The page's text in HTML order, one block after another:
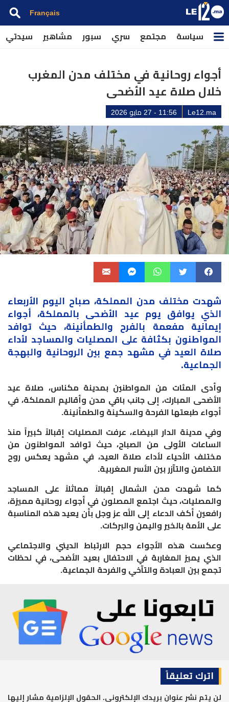
Français
سياسة مجتمع سري سبور مشاهير سيدتي
أجواء روحانية في مختلف مدن المغرب
خلال صلاة عيد الأضحى
Le12.ma 11:56 - 27 مايو 2026
شهدت مختلف مدن المملكة، صباح اليوم الأربعاء
الذي يوافق يوم عيد الأضحى بالمملكة، أجواء
إيمانية مفعمة بالفرح والطمأنينة، حيث توافد
المواطنون بكثافة على المصليات والمساجد لأداء
صلاة العيد في مشهد جمع بين الروحانية والبهجة
الجماعية.
وأدى المئات من المواطنين بمدينة مكناس، صلاة عيد
الأضحى المبارك، إلى جانب باقي مدن وأقاليم المملكة، في
أجواء طبعتها الفرحة والسكينة والطمأنينة.
وفي مدينة الدار البيضاء، عرفت المصليات إقبالاً كبيراً منذ
الساعات الأولى من الصباح، حيث توافد المواطنون من
مختلف الأحياء لأداء صلاة العيد، في مشهد يعكس روح
التضامن والتآزر بين الأسر المغربية.
كما شهدت مدن الشمال إقبالاً مماثلاً على المساجد
والمصليات، حيث اجتمع المصلون في أجواء روحانية مميزة،
رافعين أكف الدعاء إلى الله عز وجل بأن يعيد هذه المناسبة
على الأمة بالخير واليمن والبركات.
وعكست هذه الأجواء حجم الارتباط الديني والاجتماعي
الذي يميز المغاربة في الاحتفال بعيد الأضحى، في لحظات
تجمع بين العبادة والتآخي والفرحة الجماعية.
اترك تعليقاً
لن يتم نشر عنوان بريدك الإلكتروني. الحقول الإلزامية مشار إليها